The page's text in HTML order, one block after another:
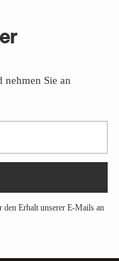
nehmen Sie an
Erhalt unserer E-Mails an